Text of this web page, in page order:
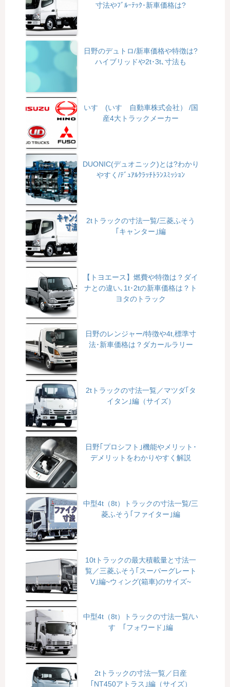
寸法やﾌﾞﾙｰﾃｯｸ･新車価格は?
日野のデュトロ/新車価格や特徴は?
ハイブリッドや2t･3t､寸法も
いすゞ(いすゞ自動車株式会社） /国
産4大トラックメーカー
DUONIC(デュオニック)とは?わかり
やすく/ﾃﾞｭｱﾙｸﾗｯﾁﾄﾗﾝｽﾐｯｼｮﾝ
2tトラックの寸法一覧/三菱ふそう
｢キャンター｣編
【トヨエース】燃費や特徴は？ダイ
ナとの違い､1t･2tの新車価格は？ト
ヨタのトラック
日野のレンジャー/特徴や4t,標準寸
法･新車価格は？ダカールラリー
2tトラックの寸法一覧／マツダ｢タ
イタン｣編（サイズ）
日野｢プロシフト｣機能やメリット･
デメリットをわかりやすく解説
中型4t（8t）トラックの寸法一覧/三
菱ふそう｢ファイター｣編
10tトラックの最大積載量と寸法一
覧／三菱ふそう｢スーパーグレート
V｣編~ウィング(箱車)のサイズ~
中型4t（8t）トラックの寸法一覧/い
すゞ｢フォワード｣編
2tトラックの寸法一覧／日産
｢NT450アトラス｣編（サイズ）